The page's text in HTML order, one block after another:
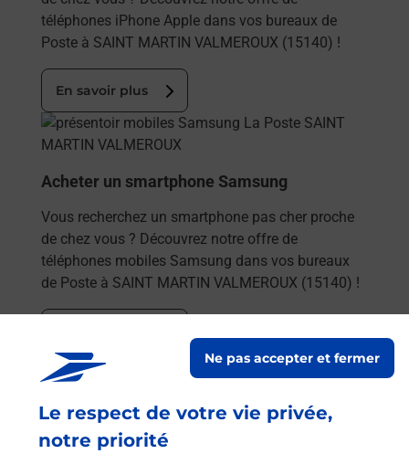
Le respect de votre vie privée,
notre priorité
Ne pas accepter et fermer
téléphones iPhone Apple dans vos bureaux de
Poste à SAINT MARTIN VALMEROUX (15140) !
En savoir plus
En savoir plus
Acheter un smartphone Samsung
Vous recherchez un smartphone pas cher proche
de chez vous ? Découvrez notre offre de
téléphones mobiles Samsung dans vos bureaux
de Poste à SAINT MARTIN VALMEROUX (15140) !
En savoir plus
Vous souhaitez envoyer un colis depuis : SAINT